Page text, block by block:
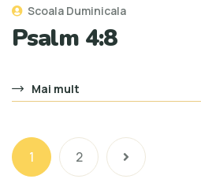
Scoala Duminicala
Psalm 4:8
Mai mult
1 2